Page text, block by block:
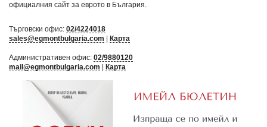
официалния сайт за еврото в България
Търговски офис: 02/4224018
sales@egmontbulgaria.com
Карта
Административен офис: 02/9880120
mail@egmontbulgaria.com
Карта